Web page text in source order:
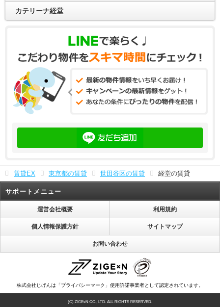
カテリーナ経堂
賃貸EX 東京都の賃貸 世田谷区の賃貸 経堂の賃貸
サポートメニュー
運営会社概要 利用規約
個人情報保護方針 サイトマップ
お問い合わせ
株式会社じげんは「プライバシーマーク」使用許諾事業者として認定されています。
(C) ZIGExN CO., LTD. ALL RIGHTS RESERVED.